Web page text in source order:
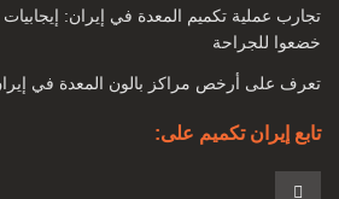
تجارب عملية تكميم المعدة في إيران:
خضعوا للجراحة
تعرف على أرخص مراكز بالون المعدة في
تابع إيران تكميم على: